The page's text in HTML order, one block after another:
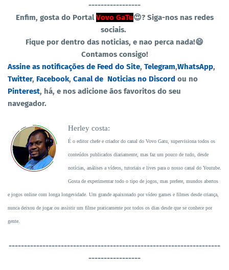
-----------------
Enfim, gosta do PortalVovo GaTu😍? Siga-nos nas redes
sociais.
Fique por dentro das noticias, e nao perca nada!😄
Contamos consigo!
Assine as notificações de Feed do Site, Telegram,WhatsApp,
Twitter, Facebook, Canal de Noticias no Discord ou no
Pinterest, há, e nos adicione ãos favoritos do seu
navegador.
Herley costa:
É o editor chefe e criador do canal do Vovo Gatu, supervisiona todos os
conteúdos publicados diariamente, mas faz um pouco de tudo, desde
notícias, análises a vídeos, tutoriais e lives para o nosso canal do Youtube.
Gosta de experimentar todo o tipo de jogos, mas prefere, mundos abertos
e jogos online com longa longevidade. Um grande apaixonado por vídeo games e filmes desde criança,
nunca deixou de jogar ou assistir um filme praticamente por todos os dias desde que se conhece por
gente.
---------------------------------------------------------------------
-----------------